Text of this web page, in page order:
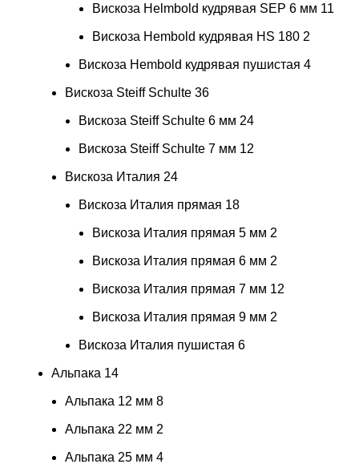
Вискоза Helmbold кудрявая SEP 6 мм 11
Вискоза Hembold кудрявая HS 180 2
Вискоза Hembold кудрявая пушистая 4
Вискоза Steiff Schulte 36
Вискоза Steiff Schulte 6 мм 24
Вискоза Steiff Schulte 7 мм 12
Вискоза Италия 24
Вискоза Италия прямая 18
Вискоза Италия прямая 5 мм 2
Вискоза Италия прямая 6 мм 2
Вискоза Италия прямая 7 мм 12
Вискоза Италия прямая 9 мм 2
Вискоза Италия пушистая 6
Альпака 14
Альпака 12 мм 8
Альпака 22 мм 2
Альпака 25 мм 4